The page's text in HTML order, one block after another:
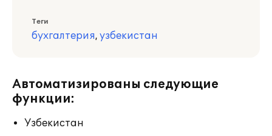
Теги
бухгалтерия, узбекистан
Автоматизированы следующие
функции:
Узбекистан